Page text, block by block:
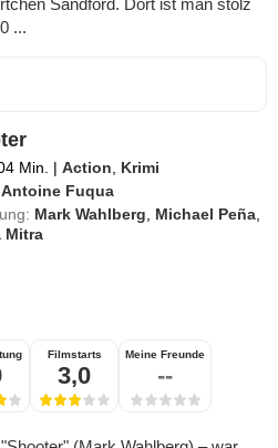
...
Min. | Action
Krimi
Antoine Fuqua
Mark Wahlberg Michael Peña
Mitra
Filmstarts
3,0
Meine Freunde
--